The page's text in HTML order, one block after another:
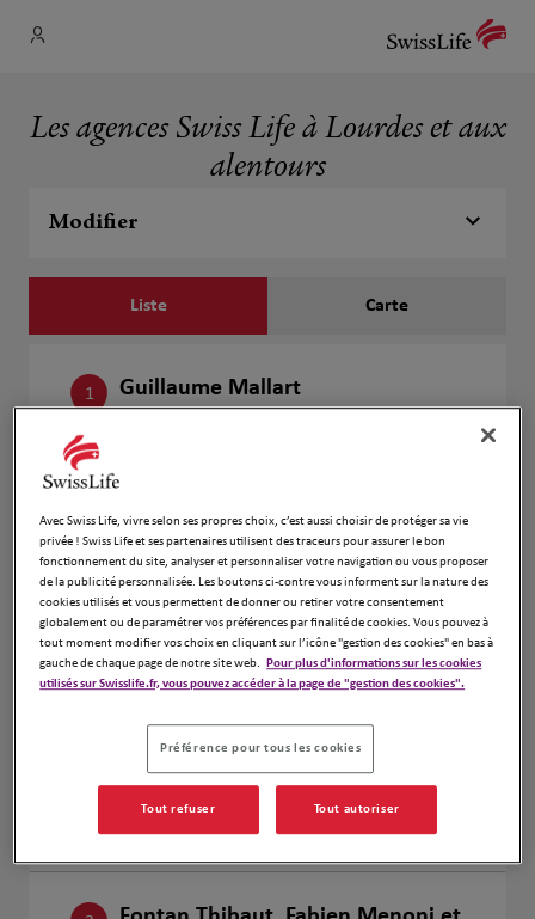
Les agences Swiss Life à Lourdes et aux
alentours
Modifier
Liste Carte
1
1.8 km
Guillaume Mallart
Voir plus
2 Vincent PONTICO
38 Rue des Pyrénées
Numéro
Voir plus
Avec Swiss Life, vivre selon ses propres choix, c’est aussi choisir de protéger sa vie
privée ! Swiss Life et ses partenaires utilisent des traceurs pour assurer le bon
fonctionnement du site, analyser et personnaliser votre navigation ou vous proposer
de la publicité personnalisée. Les boutons ci-contre vous informent sur la nature des
cookies utilisés et vous permettent de donner ou retirer votre consentement
globalement ou de paramétrer vos préférences par finalité de cookies. Vous pouvez à
tout moment modifier vos choix en cliquant sur l’icône "gestion des cookies" en bas à
gauche de chaque page de notre site web. Pour plus d'informations sur les cookies
utilisés sur Swisslife.fr, vous pouvez accéder à la page de "gestion des cookies".
Préférence pour tous les cookies
Tout refuser Tout autoriser